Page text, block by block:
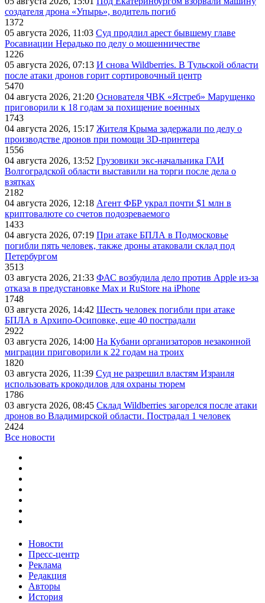
создателя дрона «Упырь», водитель погиб
1372
05 августа 2026, 11:03 Суд продлил арест бывшему главе
Росавиации Нерадько по делу о мошенничестве
1226
05 августа 2026, 07:13 И снова Wildberries. В Тульской области
после атаки дронов горит сортировочный центр
5470
04 августа 2026, 21:20 Основателя ЧВК «Ястреб» Марущенко
приговорили к 18 годам за похищение военных
1743
04 августа 2026, 15:17 Жителя Крыма задержали по делу о
производстве дронов при помощи 3D‑принтера
1556
04 августа 2026, 13:52 Грузовики экс-начальника ГАИ
Волгоградской области выставили на торги после дела о
взятках
2182
04 августа 2026, 12:18 Агент ФБР украл почти $1 млн в
криптовалюте со счетов подозреваемого
1433
04 августа 2026, 07:19 При атаке БПЛА в Подмосковье
погибли пять человек, также дроны атаковали склад под
Петербургом
3513
03 августа 2026, 21:33 ФАС возбудила дело против Apple из-за
отказа в предустановке Max и RuStore на iPhone
1748
03 августа 2026, 14:42 Шесть человек погибли при атаке
БПЛА в Архипо-Осиповке, еще 40 пострадали
2922
03 августа 2026, 14:00 На Кубани организаторов незаконной
миграции приговорили к 22 годам на троих
1820
03 августа 2026, 11:39 Суд не разрешил властям Израиля
использовать крокодилов для охраны тюрем
1786
03 августа 2026, 08:45 Склад Wildberries загорелся после атаки
дронов во Владимирской области. Пострадал 1 человек
2424
Все новости
Новости
Пресс-центр
Реклама
Редакция
Авторы
История